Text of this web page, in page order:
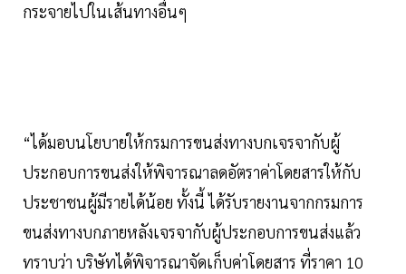
กระจายไปในเส้นทางอื่นๆ
“ได้มอบนโยบายให้กรมการขนส่งทางบกเจรจากับผู้
ประกอบการขนส่งให้พิจารณาลดอัตราค่าโดยสารให้กับ
ประชาชนผู้มีรายได้น้อย ทั้งนี้ ได้รับรายงานจากกรมการ
ขนส่งทางบกภายหลังเจรจากับผู้ประกอบการขนส่งแล้ว
ทราบว่า บริษัทได้พิจารณาจัดเก็บค่าโดยสาร ที่ราคา 10